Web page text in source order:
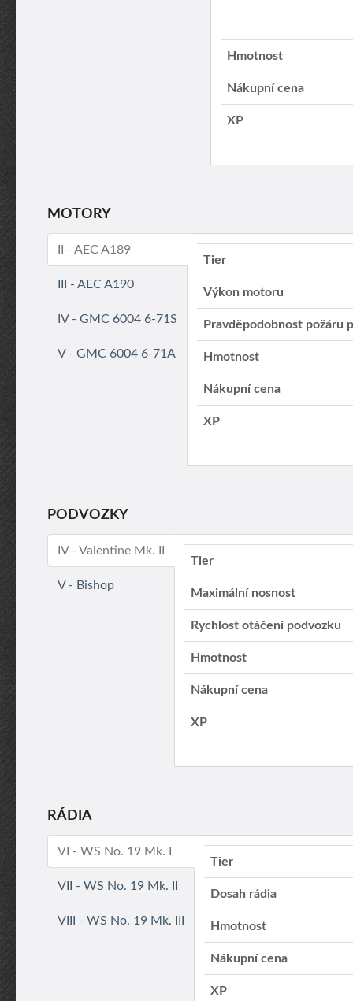
Hmotnost
Nákupní cena
XP
MOTORY
II - AEC A189
III - AEC A190
IV - GMC 6004 6-71S
V - GMC 6004 6-71A
Tier
Výkon motoru
Pravděpodobnost požáru
Hmotnost
Nákupní cena
XP
PODVOZKY
IV - Valentine Mk. II
V - Bishop
Tier
Maximální nosnost
Rychlost otáčení podvozku
Hmotnost
Nákupní cena
XP
RÁDIA
VI - WS No. 19 Mk. I
VII - WS No. 19 Mk. II
VIII - WS No. 19 Mk. III
Tier
Dosah rádia
Hmotnost
Nákupní cena
XP